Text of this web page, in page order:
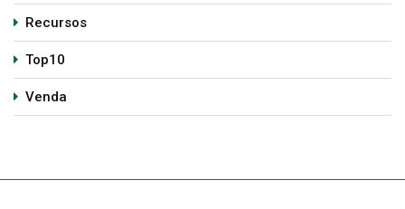
Recursos
Top10
Venda